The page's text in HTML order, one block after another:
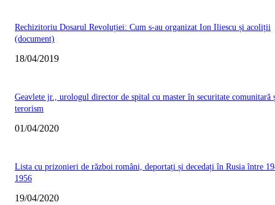
Rechizitoriu Dosarul Revoluției: Cum s-au organizat Ion Iliescu și acoliții
(document)
18/04/2019
Geavlete jr., urologul director de spital cu master în securitate comunitară
terorism
01/04/2020
Lista cu prizonieri de război români, deportați și decedați în Rusia între
1956
19/04/2020